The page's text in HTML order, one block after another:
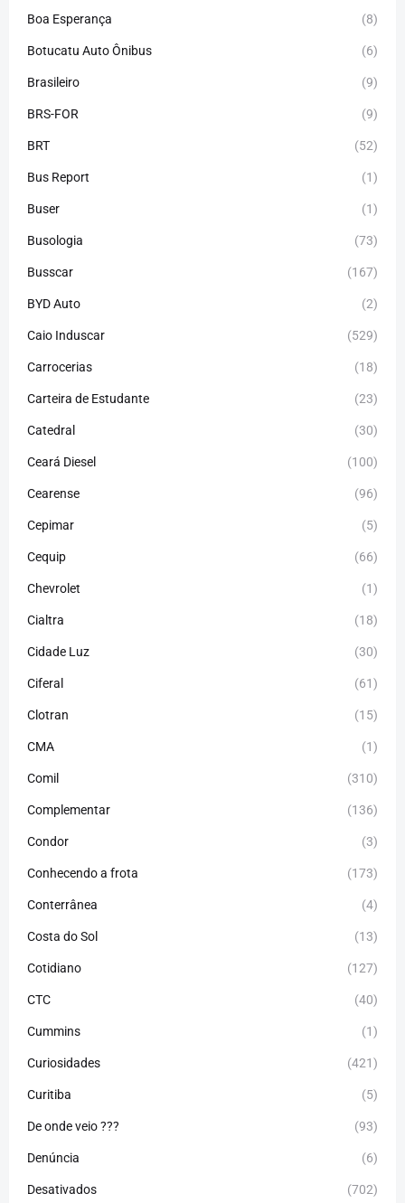
Boa Esperança (8)
Botucatu Auto Ônibus (6)
Brasileiro (9)
BRS-FOR (9)
BRT (52)
Bus Report (1)
Buser (1)
Busologia (73)
Busscar (167)
BYD Auto (2)
Caio Induscar (529)
Carrocerias (18)
Carteira de Estudante (23)
Catedral (30)
Ceará Diesel (100)
Cearense (96)
Cepimar (5)
Cequip (66)
Chevrolet (1)
Cialtra (18)
Cidade Luz (30)
Ciferal (61)
Clotran (15)
CMA (1)
Comil (310)
Complementar (136)
Condor (3)
Conhecendo a frota (173)
Conterrânea (4)
Costa do Sol (13)
Cotidiano (127)
CTC (40)
Cummins (1)
Curiosidades (421)
Curitiba (5)
De onde veio ??? (93)
Denúncia (6)
Desativados (702)